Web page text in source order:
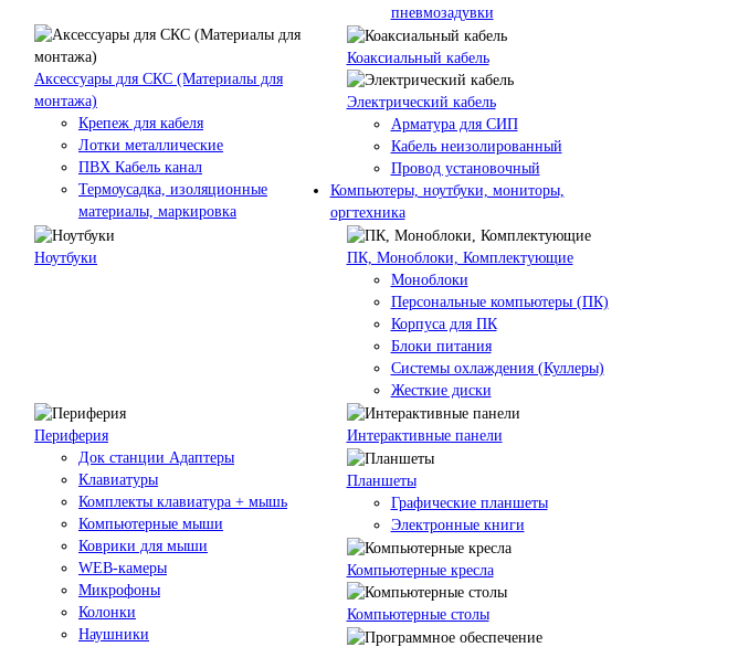
пневмозадувки
Аксессуары для СКС (Материалы для
монтажа)
Крепеж для кабеля
Лотки металлические
ПВХ Кабель канал
Термоусадка, изоляционные
материалы, маркировка
Коаксиальный кабель
Электрический кабель
Арматура для СИП
Кабель неизолированный
Провод установочный
Компьютеры, ноутбуки, мониторы,
оргтехника
Ноутбуки
ПК, Моноблоки, Комплектующие
Моноблоки
Персональные компьютеры (ПК)
Корпуса для ПК
Блоки питания
Системы охлаждения (Куллеры)
Жесткие диски
Периферия
Док станции Адаптеры
Клавиатуры
Комплекты клавиатура + мышь
Компьютерные мыши
Коврики для мыши
WEB-камеры
Микрофоны
Колонки
Наушники
Интерактивные панели
Планшеты
Графические планшеты
Электронные книги
Компьютерные кресла
Компьютерные столы